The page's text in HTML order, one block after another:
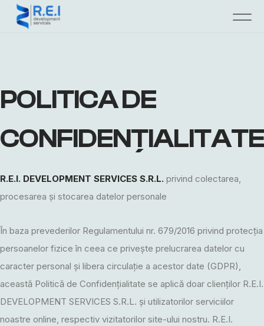
POLITICA DE
CONFIDENȚIALITATE
R.E.I. DEVELOPMENT SERVICES S.R.L. privind colectarea,
procesarea și stocarea datelor personale
În baza prevederilor Regulamentului nr. 679/2016 privind protecția
persoanelor fizice în ceea ce privește prelucrarea datelor cu
caracter personal și libera circulație a acestor date (GDPR),
această Politică de Confidențialitate se aplică doar clienților R.E.I.
DEVELOPMENT SERVICES S.R.L. și utilizatorilor serviciilor
noastre online, respectiv vizitatorilor site-ului nostru. R.E.I.